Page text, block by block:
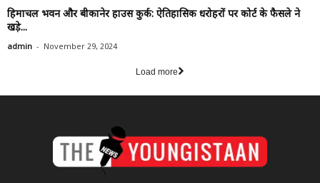
हिमाचल भवन और बीकानेर हाउस कुर्क: ऐतिहासिक धरोहरों पर कोर्ट के फैसले ने
खड़े...
admin - November 29, 2024
Load more